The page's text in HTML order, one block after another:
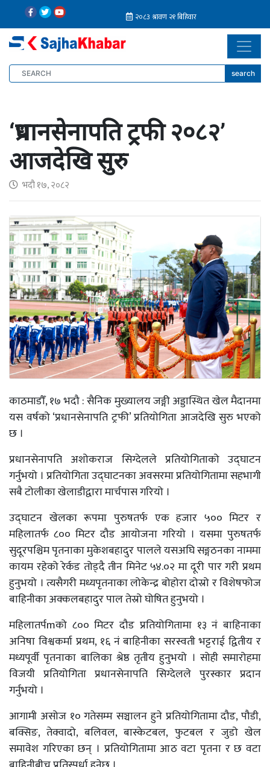
search
‘प्रधानसेनापति ट्रफी २०८२’
आजदेखि सुरु
भदौ १७, २०८२
काठमाडौँ, १७ भदौ : सैनिक मुख्यालय जङ्गी अड्डास्थित खेल मैदानमा
यस वर्षको ‘प्रधानसेनापति ट्रफी’ प्रतियोगिता आजदेखि सुरु भएको
छ ।
प्रधानसेनापति अशोकराज सिग्देलले प्रतियोगिताको उद्घाटन
गर्नुभयो । प्रतियोगिता उद्घाटनका अवसरमा प्रतियोगितामा सहभागी
सबै टोलीका खेलाडीद्वारा मार्चपास गरियो ।
उद्घाटन खेलका रूपमा पुरुषतर्फ एक हजार ५०० मिटर र
महिलातर्फ ८०० मिटर दौड आयोजना गरियो । यसमा पुरुषतर्फ
सुदूरपश्चिम पृतनाका मुकेशबहादुर पालले यसअघि सङ्गठनका नाममा
कायम रहेको रेर्कड तोड्दै तीन मिनेट ५४.०२ मा दूरी पार गरी प्रथम
हुनुभयो । त्यसैगरी मध्यपृतनाका लोकेन्द्र बोहोरा दोस्रो र विशेषफोज
बाहिनीका अक्कलबहादुर पाल तेस्रो घोषित हुनुभयो ।
महिलातर्पmको ८०० मिटर दौड प्रतियोगितामा १३ नं बाहिनाका
अनिषा विश्वकर्मा प्रथम, १६ नं बाहिनीका सरस्वती भट्टराई द्वितीय र
मध्यपूर्वी पृतनाका बालिका श्रेष्ठ तृतीय हुनुभयो । सोही समारोहमा
विजयी प्रतियोगिता प्रधानसेनापति सिग्देलले पुरस्कार प्रदान
गर्नुभयो ।
आगामी असोज १० गतेसम्म सञ्चालन हुने प्रतियोगितामा दौड, पौडी,
बक्सिङ, तेक्वादो, बलिवल, बास्केटबल, फुटबल र जुडो खेल
समावेश गरिएका छन् । प्रतियोगितामा आठ वटा पृतना र छ वटा